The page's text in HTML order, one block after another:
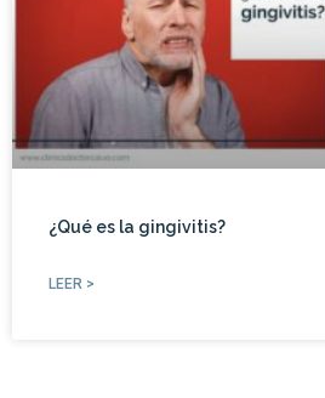
¿Qué es la gingivitis?
LEER >